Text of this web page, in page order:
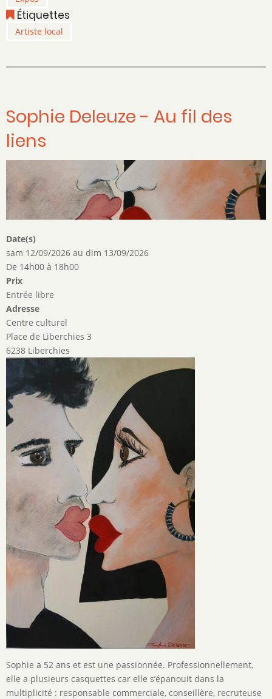
2.0
-
Étiquettes
Artiste local
Sophie Deleuze - Au fil des
liens
Date(s)
sam 12/09/2026 au dim 13/09/2026
De 14h00 à 18h00
Prix
Entrée libre
Adresse
Centre culturel
Place de Liberchies 3
6238 Liberchies
Image
Sophie a 52 ans et est une passionnée. Professionnellement,
elle a plusieurs casquettes car elle s’épanouit dans la
multiplicité : responsable commerciale, conseillère, recruteuse